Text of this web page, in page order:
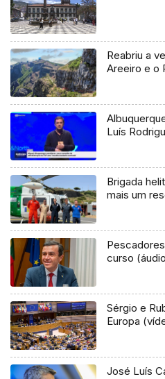
Reabriu a
Areeiro e o
Luís
Brigada
mais um
curso
Sérgio e
Europa
José Luís